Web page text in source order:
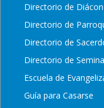
Directorio de
Directorio de
Directorio de
Directorio de
Escuela de
Guía para Casarse